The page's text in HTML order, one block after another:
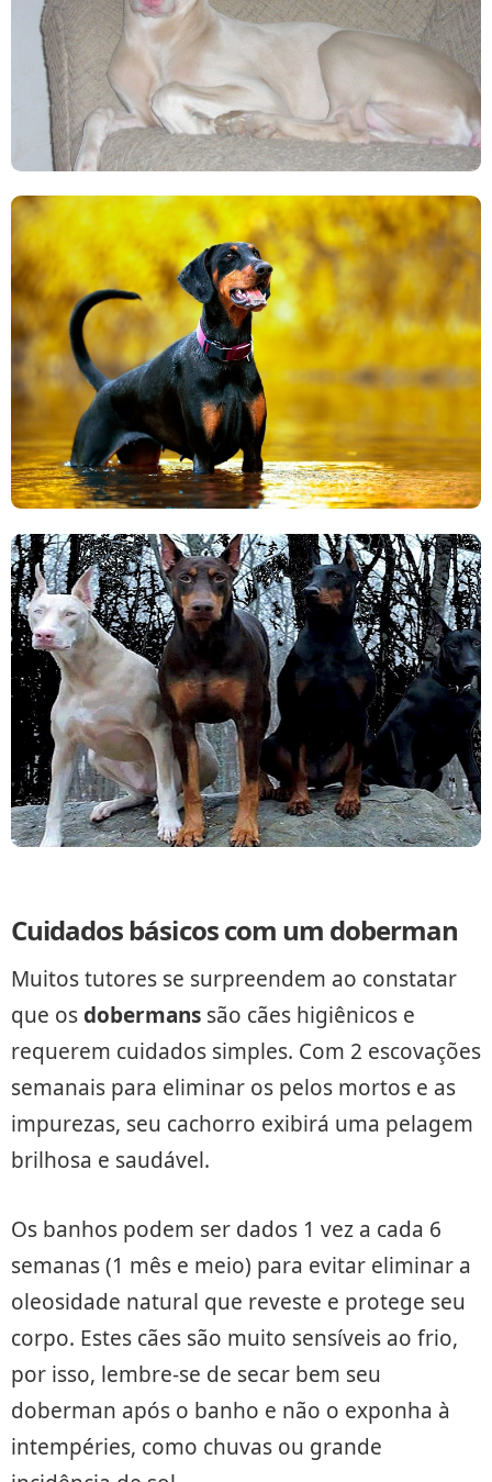
Cuidados básicos com um doberman
Muitos tutores se surpreendem ao constatar
que osdobermans são cães higiênicos e
requerem cuidados simples. Com 2 escovações
semanais para eliminar os pelos mortos e as
impurezas, seu cachorro exibirá uma pelagem
brilhosa e saudável.
Os banhos podem ser dados 1 vez a cada 6
semanas (1 mês e meio) para evitar eliminar a
oleosidade natural que reveste e protege seu
corpo. Estes cães são muito sensíveis ao frio,
por isso, lembre-se de secar bem seu
doberman após o banho e não o exponha à
intempéries, como chuvas ou grande